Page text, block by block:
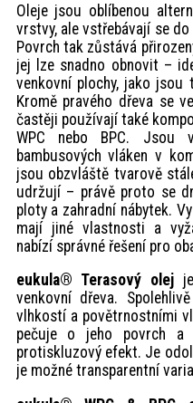
Oleje jsou oblíbenou
vrstvy, ale vstřebávají se
Povrch tak zůstává
jej lze snadno obnovit –
venkovní plochy, jako jsou
Kromě pravého dřeva se
častěji používají také
WPC nebo BPC. Jsou
bambusových vláken v
jsou obzvláště tvarově
udržují – právě proto se
ploty a zahradní nábytek.
mají jiné vlastnosti a
nabízí správné řešení pro
eukula® Terasový olej
venkovní dřeva.
vlhkostí a povětrnostními
pečuje o jeho povrch a
protiskluzový efekt. Je
je možné transparentní